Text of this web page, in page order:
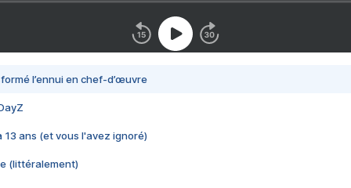
l’ennui en chef-d’œuvre
13 ans (et vous l'avez ignoré)
(littéralement)